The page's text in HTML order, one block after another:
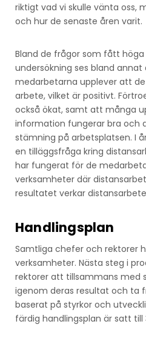
riktigt vad vi skulle vänta oss,
och hur de senaste åren varit.
Bland de frågor som fått
undersökning ses bland
medarbetarna upplever att
arbete, vilket är positivt.
också ökat, samt att många
information fungerar bra och
stämning på arbetsplatsen. I
en tilläggsfråga kring
har fungerat för de
verksamheter där
resultatet verkar
Handlingsplan
Samtliga chefer och rektorer
verksamheter. Nästa steg i
rektorer att tillsammans med
igenom deras resultat och ta
baserat på styrkor och
färdig handlingsplan är satt till